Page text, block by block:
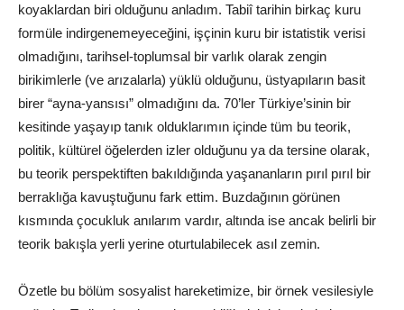
koyaklardan biri olduğunu anladım. Tabiî tarihin birkaç kuru
formüle indirgenemeyeceğini, işçinin kuru bir istatistik verisi
olmadığını, tarihsel-toplumsal bir varlık olarak zengin
birikimlerle (ve arızalarla) yüklü olduğunu, üstyapıların basit
birer “ayna-yansısı” olmadığını da. 70’ler Türkiye’sinin bir
kesitinde yaşayıp tanık olduklarımın içinde tüm bu teorik,
politik, kültürel öğelerden izler olduğunu ya da tersine olarak,
bu teorik perspektiften bakıldığında yaşananların pırıl pırıl bir
berraklığa kavuştuğunu fark ettim. Buzdağının görünen
kısmında çocukluk anılarım vardır, altında ise ancak belirli bir
teorik bakışla yerli yerine oturtulabilecek asıl zemin.
Özetle bu bölüm sosyalist hareketimize, bir örnek vesilesiyle